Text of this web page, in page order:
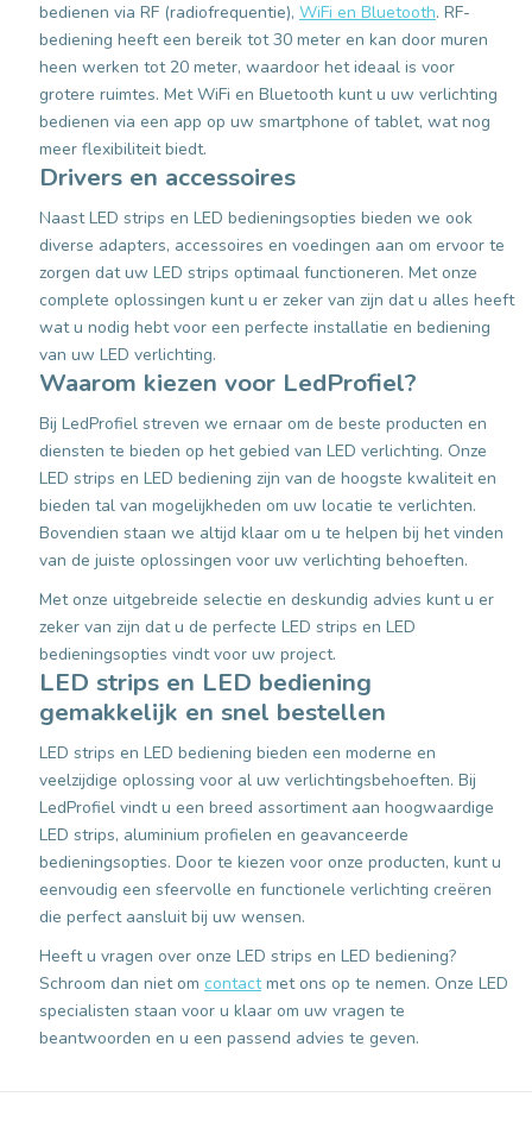
bedienen via RF (radiofrequentie), WiFi en Bluetooth. RF-
bediening heeft een bereik tot 30 meter en kan door muren
heen werken tot 20 meter, waardoor het ideaal is voor
grotere ruimtes. Met WiFi en Bluetooth kunt u uw verlichting
bedienen via een app op uw smartphone of tablet, wat nog
meer flexibiliteit biedt.
Drivers en accessoires
Naast LED strips en LED bedieningsopties bieden we ook
diverse adapters, accessoires en voedingen aan om ervoor te
zorgen dat uw LED strips optimaal functioneren. Met onze
complete oplossingen kunt u er zeker van zijn dat u alles heeft
wat u nodig hebt voor een perfecte installatie en bediening
van uw LED verlichting.
Waarom kiezen voor LedProfiel?
Bij LedProfiel streven we ernaar om de beste producten en
diensten te bieden op het gebied van LED verlichting. Onze
LED strips en LED bediening zijn van de hoogste kwaliteit en
bieden tal van mogelijkheden om uw locatie te verlichten.
Bovendien staan we altijd klaar om u te helpen bij het vinden
van de juiste oplossingen voor uw verlichting behoeften.
Met onze uitgebreide selectie en deskundig advies kunt u er
zeker van zijn dat u de perfecte LED strips en LED
bedieningsopties vindt voor uw project.
LED strips en LED bediening
gemakkelijk en snel bestellen
LED strips en LED bediening bieden een moderne en
veelzijdige oplossing voor al uw verlichtingsbehoeften. Bij
LedProfiel vindt u een breed assortiment aan hoogwaardige
LED strips, aluminium profielen en geavanceerde
bedieningsopties. Door te kiezen voor onze producten, kunt u
eenvoudig een sfeervolle en functionele verlichting creëren
die perfect aansluit bij uw wensen.
Heeft u vragen over onze LED strips en LED bediening?
Schroom dan niet om contactmet ons op te nemen. Onze LED
specialisten staan voor u klaar om uw vragen te
beantwoorden en u een passend advies te geven.